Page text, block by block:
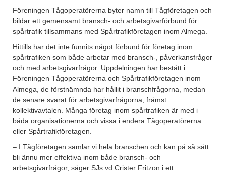
Föreningen Tågoperatörerna byter namn till Tågföretagen och
bildar ett gemensamt bransch- och arbetsgivarförbund för
spårtrafik tillsammans med Spårtrafikföretagen inom Almega.
Hittills har det inte funnits något förbund för företag inom
spårtrafiken som både arbetar med bransch-, påverkansfrågor
och med arbetsgivarfrågor. Uppdelningen har bestått i
Föreningen Tågoperatörerna och Spårtrafikföretagen inom
Almega, de förstnämnda har hållit i branschfrågorna, medan
de senare svarat för arbetsgivarfrågorna, främst
kollektivavtalen. Många företag inom spårtrafiken är med i
båda organisationerna och vissa i endera Tågoperatörerna
eller Spårtrafikföretagen.
– I Tågföretagen samlar vi hela branschen och kan på så sätt
bli ännu mer effektiva inom både bransch- och
arbetsgivarfrågor, säger SJs vd Crister Fritzon i ett